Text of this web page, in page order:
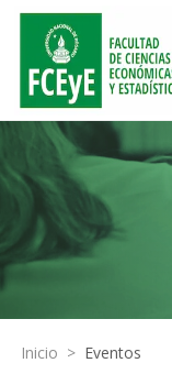
Inicio > Eventos